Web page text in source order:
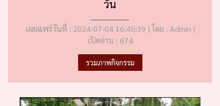
..........................
เผยแพร่วันที่ : 2024-07-04 16:45:39 | โดย : Admin |
เปิดอ่าน : 674